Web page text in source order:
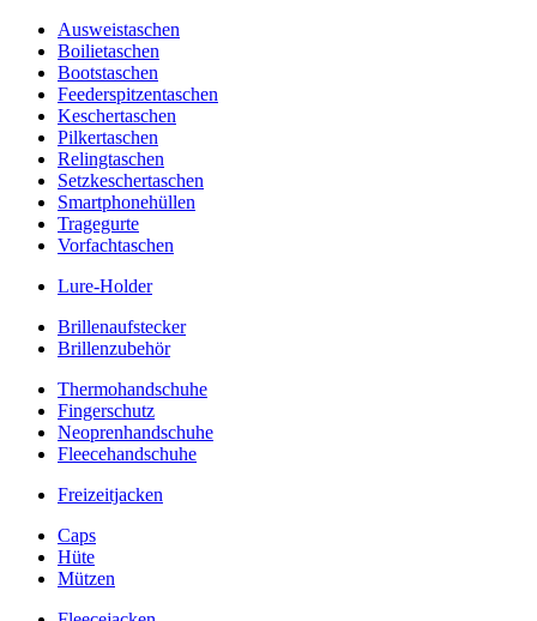
Ausweistaschen
Boilietaschen
Bootstaschen
Feederspitzentaschen
Keschertaschen
Pilkertaschen
Relingtaschen
Setzkeschertaschen
Smartphonehüllen
Tragegurte
Vorfachtaschen
Lure-Holder
Brillenaufstecker
Brillenzubehör
Thermohandschuhe
Fingerschutz
Neoprenhandschuhe
Fleecehandschuhe
Freizeitjacken
Caps
Hüte
Mützen